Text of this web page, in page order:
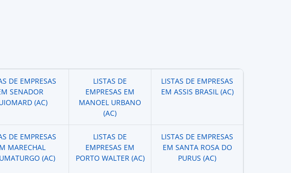
DE EMPRESAS
SENADOR
(AC)
LISTAS DE
EMPRESAS EM
MANOEL URBANO
(AC)
LISTAS DE EMPRESAS
EM ASSIS BRASIL (AC)
DE EMPRESAS
MARECHAL
(AC)
LISTAS DE
EMPRESAS EM
PORTO WALTER (AC)
LISTAS DE EMPRESAS
EM SANTA ROSA DO
PURUS (AC)